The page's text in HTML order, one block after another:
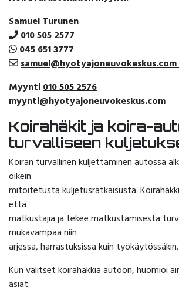
Samuel Turunen
010 505 2577
045 651 3777
samuel@hyotyajoneuvokeskus.com
Myynti010 505 2576
myynti@hyotyajoneuvokeskus.com
Koirahäkit ja koira-
turvalliseen
Koiran turvallinen kuljettaminen autossa
oikein
mitoitetusta kuljetusratkaisusta.
että
matkustajia ja tekee matkustamisesta
mukavampaa niin
arjessa, harrastuksissa kuin työkäytössäkin.
Kun valitset koirahäkkiä autoon, huomioi
asiat: